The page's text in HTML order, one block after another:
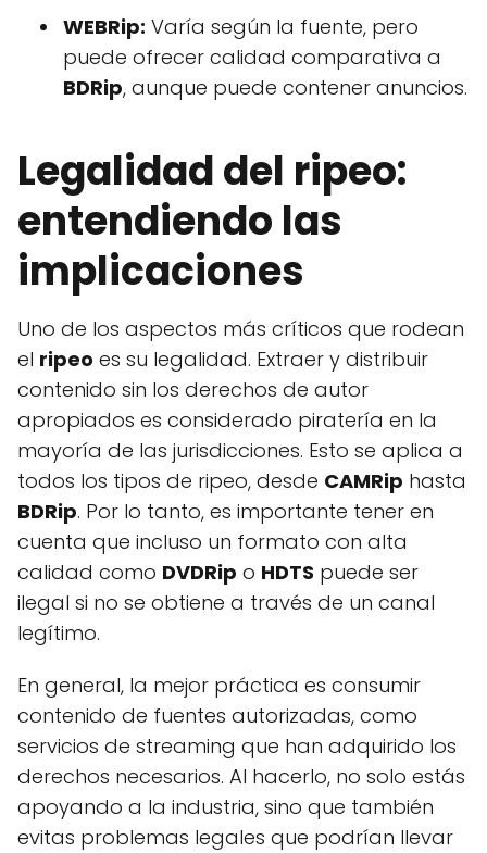
WEBRip: Varía según la fuente, pero
puede ofrecer calidad comparativa a
BDRip, aunque puede contener anuncios.
Legalidad del ripeo:
entendiendo las
implicaciones
Uno de los aspectos más críticos que rodean
el ripeo es su legalidad. Extraer y distribuir
contenido sin los derechos de autor
apropiados es considerado piratería en la
mayoría de las jurisdicciones. Esto se aplica a
todos los tipos de ripeo, desde CAMRip hasta
BDRip. Por lo tanto, es importante tener en
cuenta que incluso un formato con alta
calidad como DVDRip o HDTS puede ser
ilegal si no se obtiene a través de un canal
legítimo.
En general, la mejor práctica es consumir
contenido de fuentes autorizadas, como
servicios de streaming que han adquirido los
derechos necesarios. Al hacerlo, no solo estás
apoyando a la industria, sino que también
evitas problemas legales que podrían llevar